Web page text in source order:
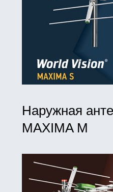
Наружная
MAXIMA M